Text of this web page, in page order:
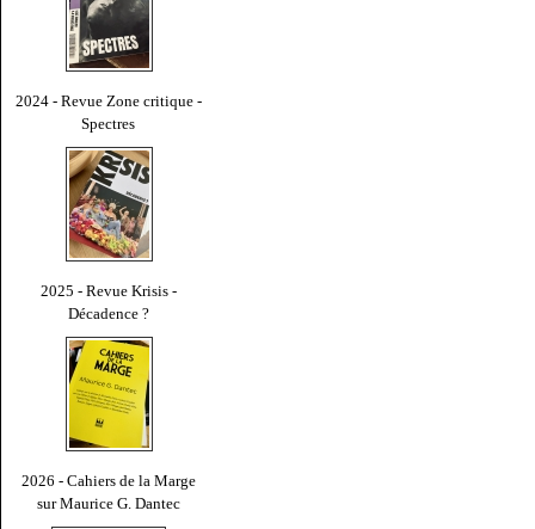
2024 - Revue Zone critique -
Spectres
2025 - Revue Krisis -
Décadence ?
2026 - Cahiers de la Marge
sur Maurice G. Dantec